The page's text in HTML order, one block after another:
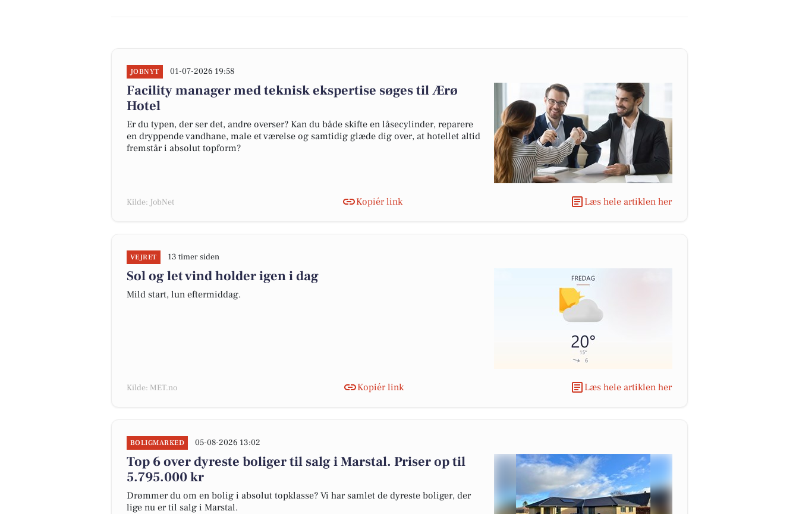
JOBNYT 01-07-2026 19:58
Facility manager med teknisk ekspertise søges til Ærø
Hotel
Er du typen, der ser det, andre overser? Kan du både skifte en låsecylinder, reparere
en dryppende vandhane, male et værelse og samtidig glæde dig over, at hotellet altid
fremstår i absolut topform?
Kilde: JobNet Kopiér link Læs hele artiklen her
VEJRET 13 timer siden
Sol og let vind holder igen i dag
Mild start, lun eftermiddag.
Kilde: MET.no Kopiér link Læs hele artiklen her
BOLIGMARKED 05-08-2026 13:02
Top 6 over dyreste boliger til salg i Marstal. Priser op til
5.795.000 kr
Drømmer du om en bolig i absolut topklasse? Vi har samlet de dyreste boliger, der
lige nu er til salg i Marstal.